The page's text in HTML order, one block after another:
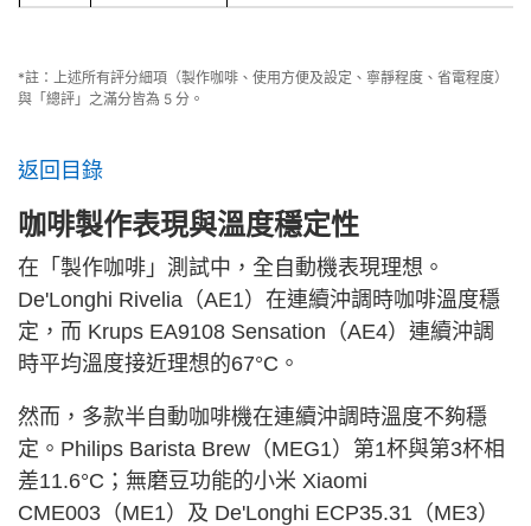
*註：上述所有評分細項（製作咖啡、使用方便及設定、寧靜程度、省電程度）
與「總評」之滿分皆為 5 分。
返回目錄
咖啡製作表現與溫度穩定性
在「製作咖啡」測試中，全自動機表現理想。
De'Longhi Rivelia（AE1）在連續沖調時咖啡溫度穩
定，而 Krups EA9108 Sensation（AE4）連續沖調
時平均溫度接近理想的67°C。
然而，多款半自動咖啡機在連續沖調時溫度不夠穩
定。Philips Barista Brew（MEG1）第1杯與第3杯相
差11.6°C；無磨豆功能的小米 Xiaomi
CME003（ME1）及 De'Longhi ECP35.31（ME3）